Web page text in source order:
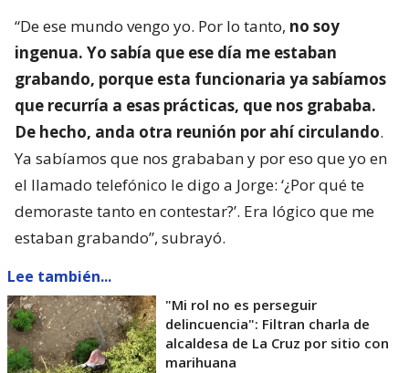
“De ese mundo vengo yo. Por lo tanto, no soy
ingenua. Yo sabía que ese día me estaban
grabando, porque esta funcionaria ya sabíamos
que recurría a esas prácticas, que nos grababa.
De hecho, anda otra reunión por ahí circulando.
Ya sabíamos que nos grababan y por eso que yo en
el llamado telefónico le digo a Jorge: ‘¿Por qué te
demoraste tanto en contestar?’. Era lógico que me
estaban grabando”, subrayó.
Lee también...
"Mi rol no es perseguir
delincuencia": Filtran charla de
alcaldesa de La Cruz por sitio con
marihuana